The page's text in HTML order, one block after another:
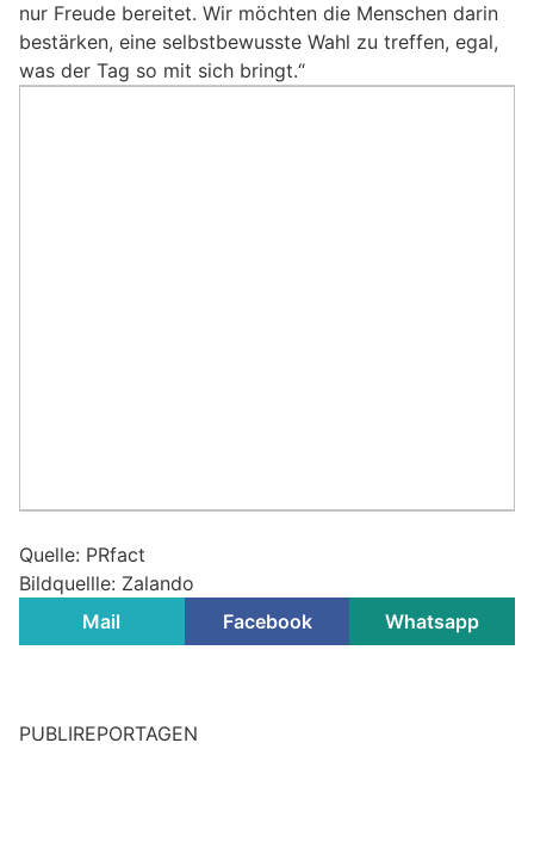
nur Freude bereitet. Wir möchten die Menschen darin
bestärken, eine selbstbewusste Wahl zu treffen, egal,
was der Tag so mit sich bringt.“
Quelle: PRfact
Bildquellle: Zalando
Mail
Facebook Whatsapp
PUBLIREPORTAGEN